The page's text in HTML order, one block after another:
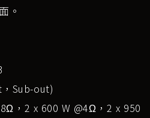
。
，Sub-out)
，2 x 600 W @4Ω，2 x 950